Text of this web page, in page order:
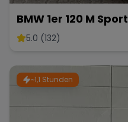
BMW 1er 120 M Sport
5.0 (132)
~1,1 Stunden